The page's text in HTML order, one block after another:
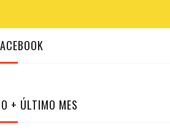
+ ÚLTIMO MES